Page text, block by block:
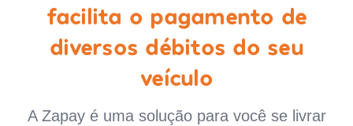
facilita o pagamento de
diversos débitos do seu
veículo
A Zapay é uma solução para você se livrar